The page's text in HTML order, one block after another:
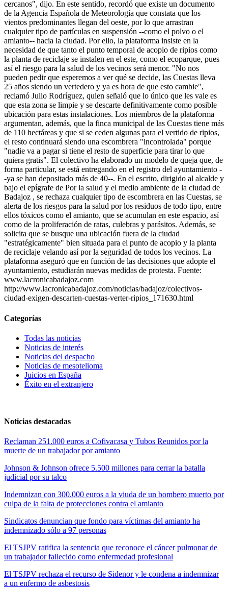
cercanos", dijo. En este sentido, recordó que existe un documento
de la Agencia Española de Meteorología que constata que los
vientos predominantes llegan del oeste, por lo que arrastran
cualquier tipo de partículas en suspensión --como el polvo o el
amianto-- hacia la ciudad. Por ello, la plataforma insiste en la
necesidad de que tanto el punto temporal de acopio de ripios como
la planta de reciclaje se instalen en el este, como el ecoparque, pues
así el riesgo para la salud de los vecinos será menor. "No nos
pueden pedir que esperemos a ver qué se decide, las Cuestas lleva
25 años siendo un vertedero y ya es hora de que esto cambie",
reclamó Julio Rodríguez, quien señaló que lo único que les vale es
que esta zona se limpie y se descarte definitivamente como posible
ubicación para estas instalaciones. Los miembros de la plataforma
argumentan, además, que la finca municipal de las Cuestas tiene más
de 110 hectáreas y que si se ceden algunas para el vertido de ripios,
el resto continuará siendo una escombrera "incontrolada" porque
"nadie va a pagar si tiene el resto de superficie para tirar lo que
quiera gratis". El colectivo ha elaborado un modelo de queja que, de
forma particular, se está entregando en el registro del ayuntamiento -
-ya se han depositado más de 40--. En el escrito, dirigido al alcalde y
bajo el epígrafe de Por la salud y el medio ambiente de la ciudad de
Badajoz , se rechaza cualquier tipo de escombrera en las Cuestas, se
alerta de los riesgos para la salud por los residuos de todo tipo, entre
ellos tóxicos como el amianto, que se acumulan en este espacio, así
como de la proliferación de ratas, culebras y parásitos. Además, se
solicita que se busque una ubicación fuera de la ciudad
"estratégicamente" bien situada para el punto de acopio y la planta
de reciclaje velando así por la seguridad de todos los vecinos. La
plataforma aseguró que en función de las decisiones que adopte el
ayuntamiento, estudiarán nuevas medidas de protesta. Fuente:
www.lacronicabadajoz.com
http://www.lacronicabadajoz.com/noticias/badajoz/colectivos-
ciudad-exigen-descarten-cuestas-verter-ripios_171630.html
Categorías
Todas las noticias
Noticias de interés
Noticias del despacho
Noticias de mesotelioma
Juicios en España
Éxito en el extranjero
Noticias destacadas
Reclaman 251.000 euros a Cofivacasa y Tubos Reunidos por la
muerte de un trabajador por amianto
Johnson & Johnson ofrece 5.500 millones para cerrar la batalla
judicial por su talco
Indemnizan con 300.000 euros a la viuda de un bombero muerto por
culpa de la falta de protecciones contra el amianto
Sindicatos denuncian que fondo para víctimas del amianto ha
indemnizado sólo a 97 personas
El TSJPV ratifica la sentencia que reconoce el cáncer pulmonar de
un trabajador fallecido como enfermedad profesional
El TSJPV rechaza el recurso de Sidenor y le condena a indemnizar
a un enfermo de asbestosis